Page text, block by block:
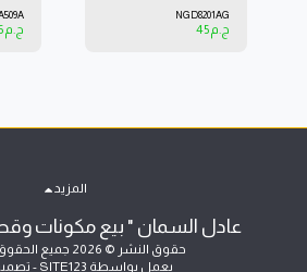
NGD8201AG
ج.م 45 ج.م
عادل السمان " بيع مكونات
حقوق النشر © 2026 جميع الحقوق محفوظة
يعمل بواسطة SITE123
-
المزيد